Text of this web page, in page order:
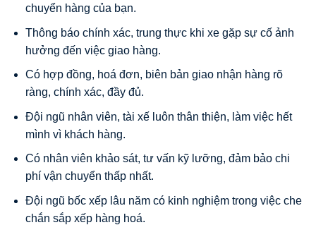
chuyển hàng của bạn.
Thông báo chính xác, trung thực khi xe gặp sự cố ảnh
hưởng đến việc giao hàng.
Có hợp đồng, hoá đơn, biên bản giao nhận hàng rõ
ràng, chính xác, đầy đủ.
Đội ngũ nhân viên, tài xế luôn thân thiện, làm việc hết
mình vì khách hàng.
Có nhân viên khảo sát, tư vấn kỹ lưỡng, đảm bảo chi
phí vận chuyển thấp nhất.
Đội ngũ bốc xếp lâu năm có kinh nghiệm trong việc che
chắn sắp xếp hàng hoá.